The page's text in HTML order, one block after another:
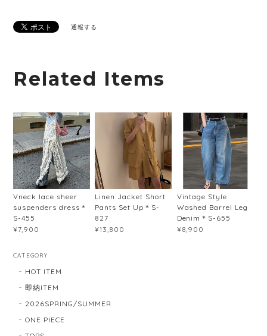
通報する
Related Items
Vneck lace sheer
suspenders dress＊
S-455
¥7,900
Linen Jacket Short
Pants Set Up＊S-
827
¥13,800
Vintage Style
Washed Barrel Leg
Denim＊S-655
¥8,900
CATEGORY
HOT ITEM
即納ITEM
2026SPRING/SUMMER
ONE PIECE